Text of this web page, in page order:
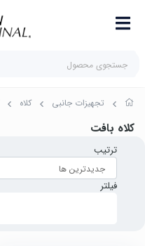
تجهیزات جانبی کلاه
کلاه بافت
ترتیب
فیلتر